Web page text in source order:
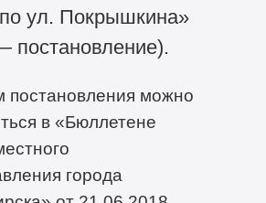
по ул. Покрышкина»
постановление).
постановления можно
в «Бюллетене
города